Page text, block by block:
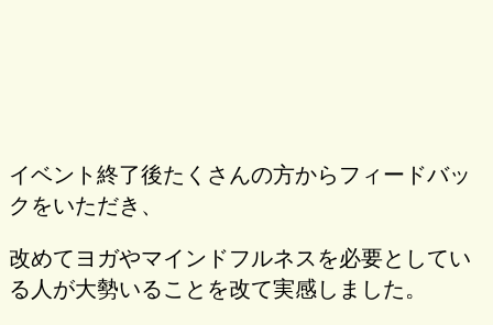
イベント終了後たくさんの方からフィードバッ
クをいただき、
改めてヨガやマインドフルネスを必要としてい
る人が大勢いることを改て実感しました。